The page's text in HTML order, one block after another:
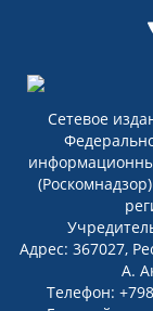
Сетевое
Адрес: 367027,
А.
Телефон: